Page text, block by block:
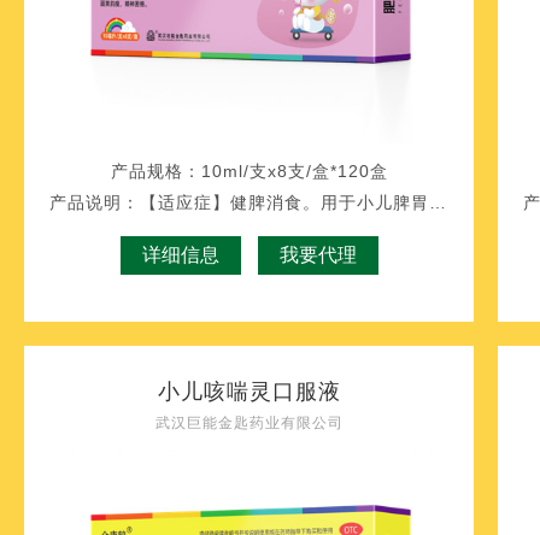
产品规格： 10ml/支x8支/盒*120盒
产品说明：
【适应症】健脾消食。用于小儿脾胃虚弱所致
详细信息 我要代理
小儿咳喘灵口服液
武汉巨能金匙药业有限公司